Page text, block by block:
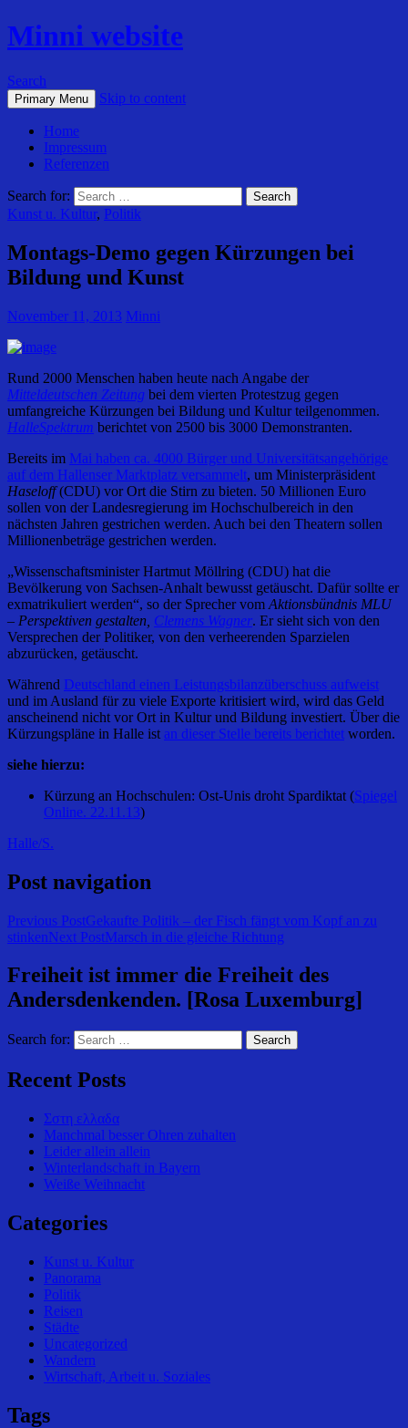
Minni website
Search
Primary Menu Skip to content
Home
Impressum
Referenzen
Search for:
Kunst u. Kultur, Politik
Montags-Demo gegen Kürzungen bei
Bildung und Kunst
November 11, 2013 Minni
Rund 2000 Menschen haben heute nach Angabe der
Mitteldeutschen Zeitung bei dem vierten Protestzug gegen
umfangreiche Kürzungen bei Bildung und Kultur teilgenommen.
HalleSpektrum berichtet von 2500 bis 3000 Demonstranten.
Bereits im Mai haben ca. 4000 Bürger und Universitätsangehörige
auf dem Hallenser Marktplatz versammelt, um Ministerpräsident
Haseloff(CDU) vor Ort die Stirn zu bieten. 50 Millionen Euro
sollen von der Landesregierung im Hochschulbereich in den
nächsten Jahren gestrichen werden. Auch bei den Theatern sollen
Millionenbeträge gestrichen werden.
„Wissenschaftsminister Hartmut Möllring (CDU) hat die
Bevölkerung von Sachsen-Anhalt bewusst getäuscht. Dafür sollte er
exmatrikuliert werden“, so der Sprecher vom Aktionsbündnis MLU
– Perspektiven gestalten, Clemens Wagner. Er sieht sich von den
Versprechen der Politiker, von den verheerenden Sparzielen
abzurücken, getäuscht.
Während Deutschland einen Leistungsbilanzüberschuss aufweist
und im Ausland für zu viele Exporte kritisiert wird, wird das Geld
anscheinend nicht vor Ort in Kultur und Bildung investiert. Über die
Kürzungspläne in Halle ist an dieser Stelle bereits berichtet worden.
siehe hierzu:
Kürzung an Hochschulen: Ost-Unis droht Spardiktat (Spiegel
Online. 22.11.13)
Halle/S.
Post navigation
Previous PostGekaufte Politik – der Fisch fängt vom Kopf an zu
stinkenNext PostMarsch in die gleiche Richtung
Freiheit ist immer die Freiheit des
Andersdenkenden. [Rosa Luxemburg]
Search for:
Recent Posts
Σστη ελλαδα
Manchmal besser Ohren zuhalten
Leider allein allein
Winterlandschaft in Bayern
Weiße Weihnacht
Categories
Kunst u. Kultur
Panorama
Politik
Reisen
Städte
Uncategorized
Wandern
Wirtschaft, Arbeit u. Soziales
Tags